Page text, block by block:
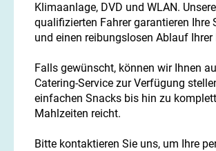
Klimaanlage, DVD und WLAN. Unsere
qualifizierten Fahrer garantieren Ihre
und einen reibungslosen Ablauf Ihrer
Falls gewünscht, können wir Ihnen
Catering-Service zur Verfügung
einfachen Snacks bis hin zu
Mahlzeiten reicht.
Bitte kontaktieren Sie uns, um Ihre